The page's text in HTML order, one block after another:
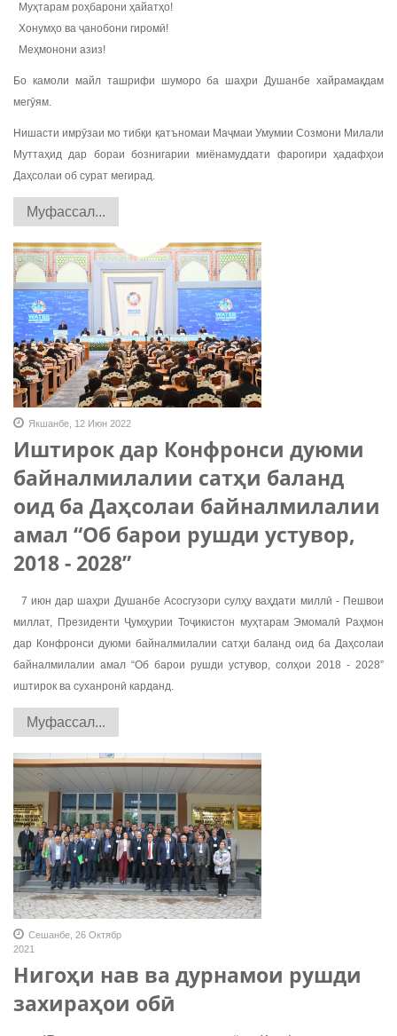
Муҳтарам роҳбарони ҳайатҳо!
Хонумҳо ва ҷанобони гиромӣ!
Меҳмонони азиз!
Бо камоли майл ташрифи шуморо ба шаҳри Душанбе хайрамақдам
мегӯям.
Нишасти имрӯзаи мо тибқи қатъномаи Маҷмаи Умумии Созмони Милали
Муттаҳид дар бораи бознигарии миёнамуддати фарогири ҳадафҳои
Даҳсолаи об сурат мегирад.
Муфассал...
Якшанбе, 12 Июн 2022
Иштирок дар Конфронси дуюми
байналмилалии сатҳи баланд
оид ба Даҳсолаи байналмилалии
амал “Об барои рушди устувор,
2018 - 2028”
7 июн дар шаҳри Душанбе Асосгузори сулҳу ваҳдати миллӣ - Пешвои
миллат, Президенти Ҷумҳурии Тоҷикистон муҳтарам Эмомалӣ Раҳмон
дар Конфронси дуюми байналмилалии сатҳи баланд оид ба Даҳсолаи
байналмилалии амал “Об барои рушди устувор, солҳои 2018 - 2028”
иштирок ва суханронӣ карданд.
Муфассал...
Сешанбе, 26 Октябр
2021
Нигоҳи нав ва дурнамои рушди
захираҳои обӣ